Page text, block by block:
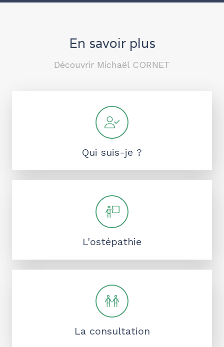
En savoir plus
Découvrir Michaël CORNET
Qui suis-je ?
L'ostépathie
La consultation